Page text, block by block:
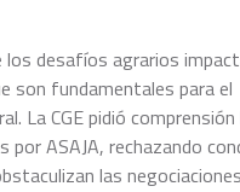
los desafíos agrarios
son fundamentales para el
La CGE pidió comprensión
por ASAJA, rechazando
las